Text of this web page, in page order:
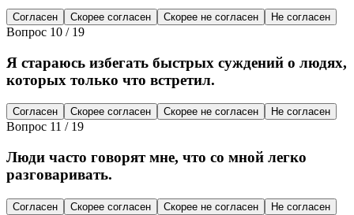
Согласен Скорее согласен Скорее не согласен Не согласен
Вопрос 10 / 19
Я стараюсь избегать быстрых суждений о людях,
которых только что встретил.
Согласен Скорее согласен Скорее не согласен Не согласен
Вопрос 11 / 19
Люди часто говорят мне, что со мной легко
разговаривать.
Согласен Скорее согласен Скорее не согласен Не согласен